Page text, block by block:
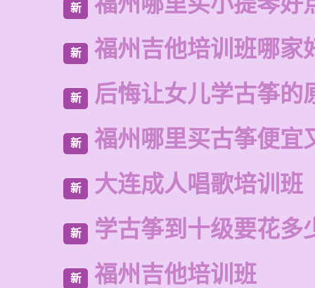
新
新 福州吉他培训班哪家
新 后悔让女儿学古筝的
新 福州哪里买古筝便宜
新 大连成人唱歌培训班
新 学古筝到十级要花多
新 福州吉他培训班